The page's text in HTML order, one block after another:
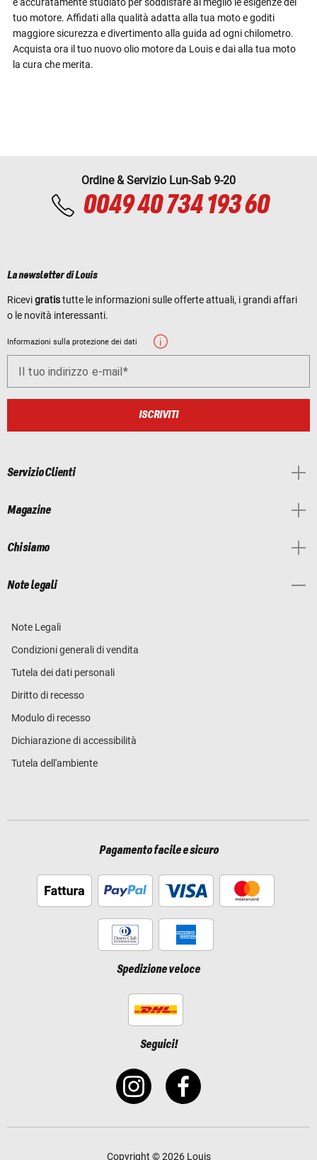
tuo motore. Affidati alla qualità adatta alla tua moto e goditi
maggiore sicurezza e divertimento alla guida ad ogni chilometro.
Acquista ora il tuo nuovo olio motore da Louis e dai alla tua moto
la cura che merita.
Ordine & Servizio Lun-Sab 9-20
0049 40 734 193 60
La newsletter di Louis
Ricevigratistutte le informazioni sulle offerte attuali, i grandi affari
o le novità interessanti.
Informazioni sulla protezione dei dati
Il tuo indirizzo e-mail
ISCRIVITI
Servizio Clienti
Magazine
Chi siamo
Note legali
Note Legali
Condizioni generali di vendita
Tutela dei dati personali
Diritto di recesso
Modulo di recesso
Dichiarazione di accessibilità
Tutela dell'ambiente
Pagamento facile e sicuro
Spedizione veloce
Seguici!
Copyright © 2026 Louis